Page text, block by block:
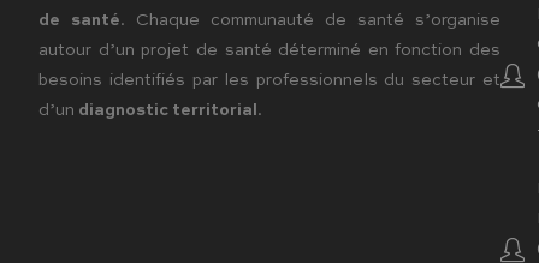
de santé. Chaque communauté de santé s’organise
autour d’un projet de santé déterminé en fonction des
besoins identifiés par les professionnels du secteur et
d’un diagnostic territorial .